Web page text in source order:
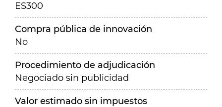
ES300
Compra pública de innovación
No
Procedimiento de adjudicación
Negociado sin publicidad
Valor estimado sin impuestos